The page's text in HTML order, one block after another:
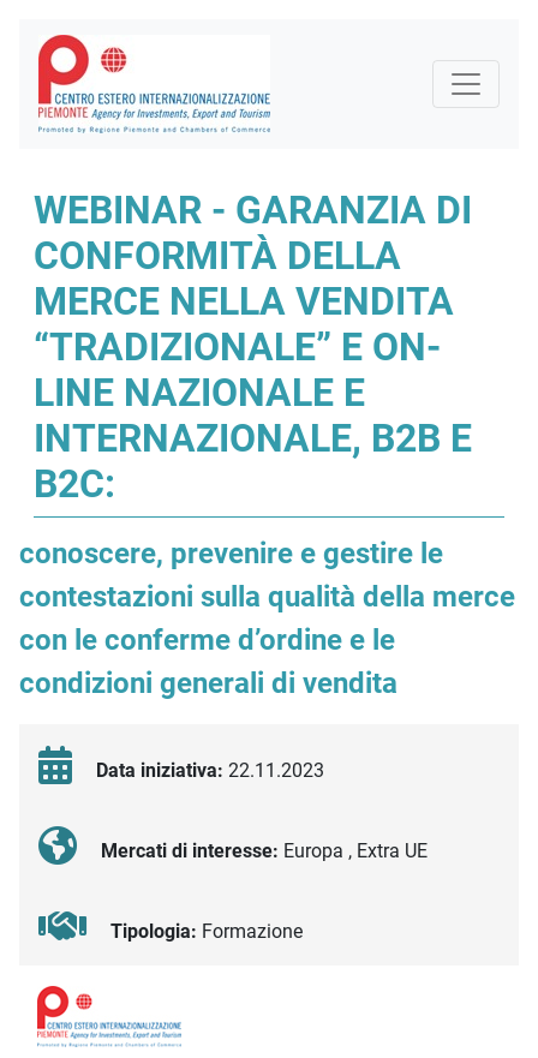
WEBINAR - GARANZIA DI
CONFORMITÀ DELLA
MERCE NELLA VENDITA
“TRADIZIONALE” E ON-
LINE NAZIONALE E
INTERNAZIONALE, B2B E
B2C:
conoscere, prevenire e gestire le
contestazioni sulla qualità della merce
con le conferme d’ordine e le
condizioni generali di vendita
Data iniziativa: 22.11.2023
Mercati di interesse: Europa , Extra UE
Tipologia: Formazione